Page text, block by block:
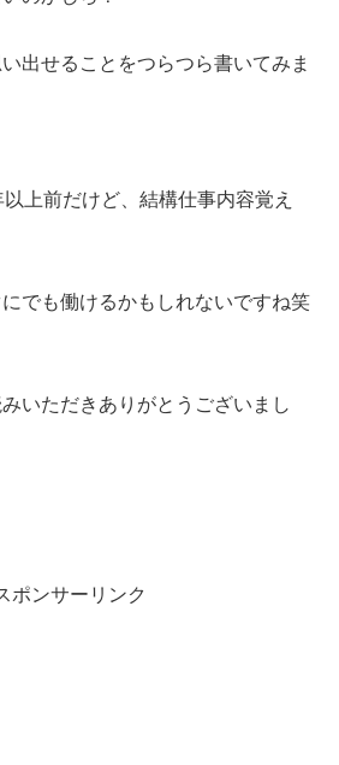
出せることをつらつら書いてみま
上前だけど、結構仕事内容覚え
でも働けるかもしれないですね笑
いただきありがとうございまし
ポンサーリンク